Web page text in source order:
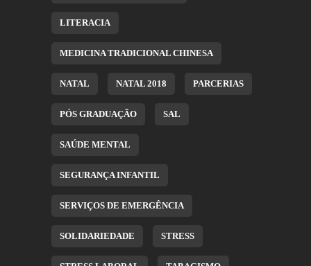
LITERACIA
MEDICINA TRADICIONAL CHINESA
NATAL NATAL 2018 PARCERIAS
PÓS GRADUAÇÃO SAL
SAÚDE MENTAL
SEGURANÇA INFANTIL
SERVIÇOS DE EMERGÊNCIA
SOLIDARIEDADE STRESS